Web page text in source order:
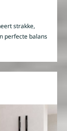
strakke,
perfecte balans